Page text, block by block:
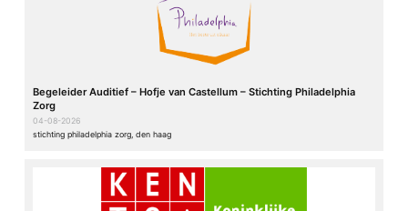
Begeleider Auditief – Hofje van Castellum – Stichting Philadelphia
Zorg
04-08-2026
stichting philadelphia zorg, den haag